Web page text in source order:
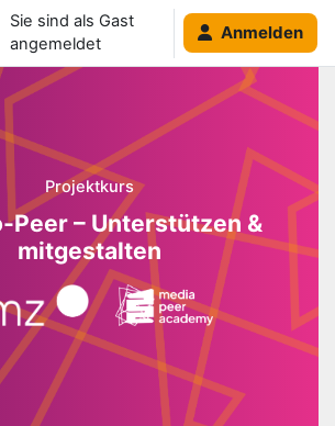
umschalten
Sie sind als Gast
angemeldet
Anmelden
Projektkurs
Peer – Unterstützen &
mitgestalten